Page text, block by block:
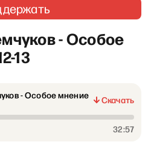
- Особое
13
- Особое мнение
Скачать
32:57